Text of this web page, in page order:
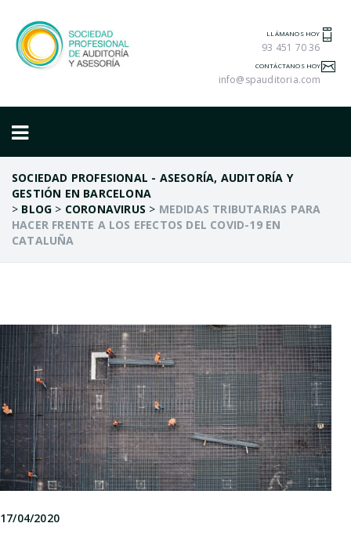
LLÁMANOS HOY
93 451 70 36
CONTÁCTANOS HOY
info@spauditoria.com
SOCIEDAD PROFESIONAL - ASESORÍA, AUDITORÍA Y
GESTIÓN EN BARCELONA
> BLOG > CORONAVIRUS > MEDIDAS TRIBUTARIAS PARA
HACER FRENTE A LOS EFECTOS DEL COVID-19 EN
CATALUÑA
17/04/2020